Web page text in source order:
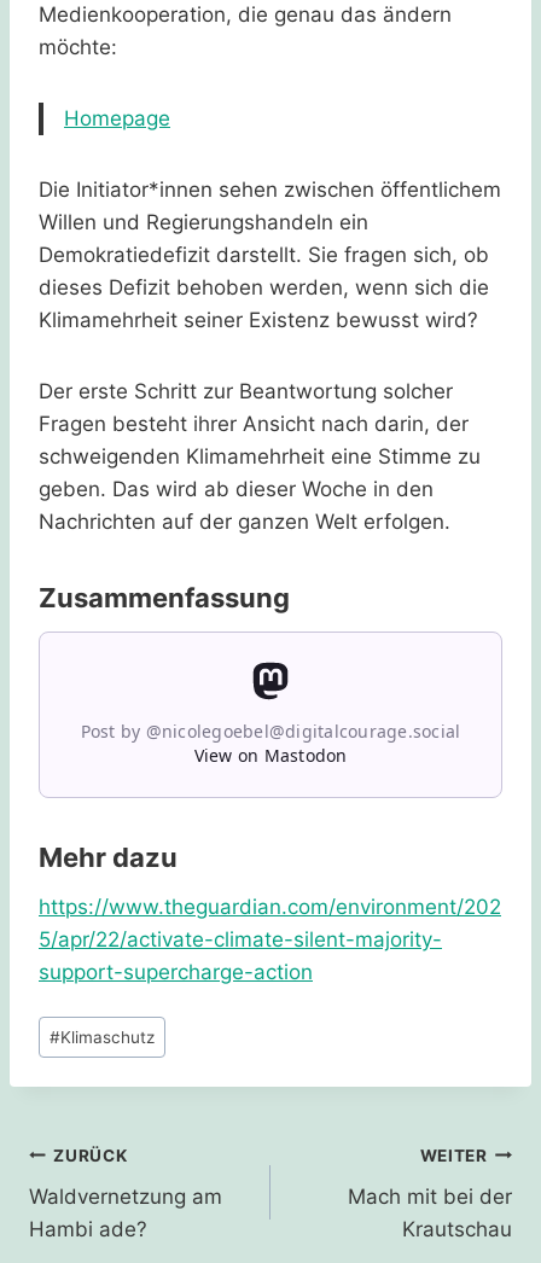
Medienkooperation, die genau das ändern
möchte:
Homepage
Die Initiator*innen sehen zwischen öffentlichem
Willen und Regierungshandeln ein
Demokratiedefizit darstellt. Sie fragen sich, ob
dieses Defizit behoben werden, wenn sich die
Klimamehrheit seiner Existenz bewusst wird?
Der erste Schritt zur Beantwortung solcher
Fragen besteht ihrer Ansicht nach darin, der
schweigenden Klimamehrheit eine Stimme zu
geben. Das wird ab dieser Woche in den
Nachrichten auf der ganzen Welt erfolgen.
Zusammenfassung
Post by @nicolegoebel@digitalcourage.social
View on Mastodon
Mehr dazu
https://www.theguardian.com/environment/202
5/apr/22/activate-climate-silent-majority-
support-supercharge-action
Schlagworte:
#Klimaschutz
Beitragsnavigation
ZURÜCK
Waldvernetzung am
Hambi ade?
WEITER
Mach mit bei der
Krautschau